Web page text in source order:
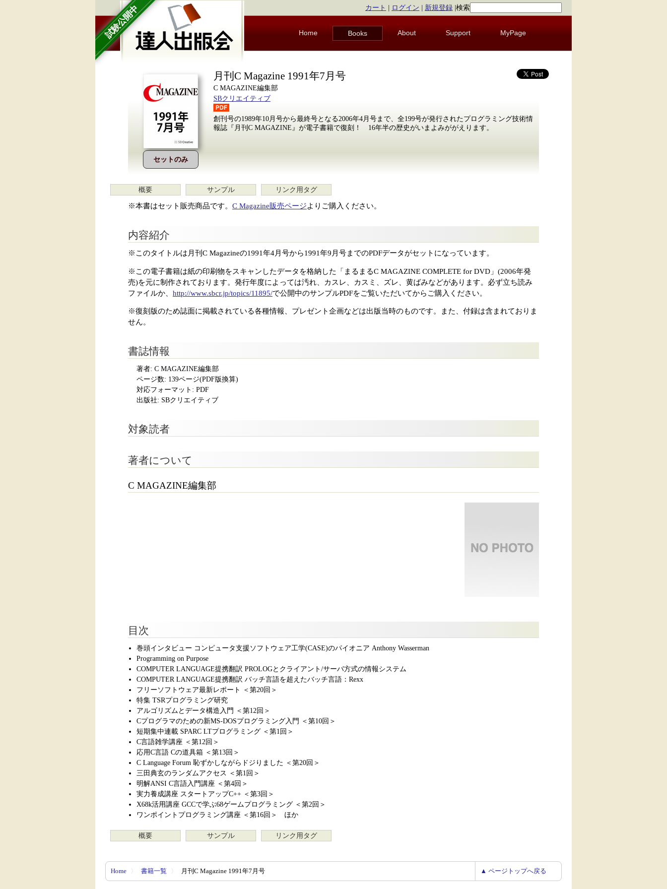
試験公開中 カート ログイン 新規登録 検索
Home Books About Support MyPage
セットのみ
月刊C Magazine 1991年7月号
C MAGAZINE編集部
SBクリエイティブ
創刊号の1989年10月号から最終号となる2006年4月号まで、全199号が発行されたプログラミング技術情
報誌『月刊C MAGAZINE』が電子書籍で復刻！ 16年半の歴史がいまよみががえります。
概要 サンプル リンク用タグ
※本書はセット販売商品です。 C Magazine販売ページよりご購入ください。
内容紹介
※このタイトルは月刊C Magazineの1991年4月号から1991年9月号までのPDFデータがセットになっています。
※この電子書籍は紙の印刷物をスキャンしたデータを格納した「まるまるC MAGAZINE COMPLETE for DVD」(2006年発
売)を元に制作されております。発行年度によっては汚れ、カスレ、カスミ、ズレ、黄ばみなどがあります。必ず立ち読み
ファイルか、 http://www.sbcr.jp/topics/11895/で公開中のサンプルPDFをご覧いただいてからご購入ください。
※復刻版のため誌面に掲載されている各種情報、プレゼント企画などは出版当時のものです。また、付録は含まれておりま
せん。
書誌情報
著者: C MAGAZINE編集部
ページ数: 139ページ(PDF版換算)
対応フォーマット: PDF
出版社: SBクリエイティブ
対象読者
著者について
C MAGAZINE編集部
目次
巻頭インタビュー コンピュータ支援ソフトウェア工学(CASE)のパイオニア Anthony Wasserman
Programming on Purpose
COMPUTER LANGUAGE提携翻訳 PROLOGとクライアント/サーバ方式の情報システム
COMPUTER LANGUAGE提携翻訳 バッチ言語を超えたバッチ言語：Rexx
フリーソフトウェア最新レポート ＜第20回＞
特集 TSRプログラミング研究
アルゴリズムとデータ構造入門 ＜第12回＞
Cプログラマのための新MS-DOSプログラミング入門 ＜第10回＞
短期集中連載 SPARC LTプログラミング ＜第1回＞
C言語雑学講座 ＜第12回＞
応用C言語 Cの道具箱 ＜第13回＞
C Language Forum 恥ずかしながらドジりました ＜第20回＞
三田典玄のランダムアクセス ＜第1回＞
明解ANSI C言語入門講座 ＜第4回＞
実力養成講座 スタートアップC++ ＜第3回＞
X68k活用講座 GCCで学ぶ68ゲームプログラミング ＜第2回＞
ワンポイントプログラミング講座 ＜第16回＞ ほか
概要 サンプル リンク用タグ
Home 〉 書籍一覧 〉 月刊C Magazine 1991年7月号 ▲ ページトップへ戻る